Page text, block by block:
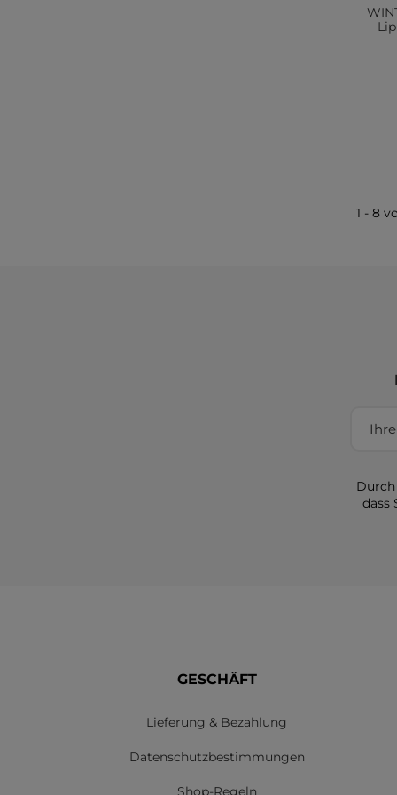
1 - 8
dass
GESCHÄFT
Lieferung & Bezahlung
Datenschutzbestimmungen
Shop-Regeln